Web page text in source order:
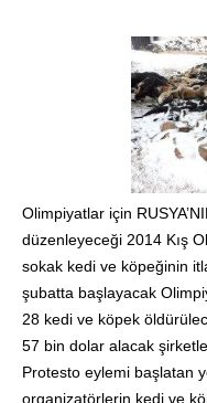
Olimpiyatlar için
düzenleyeceği 2014 Kış
sokak kedi ve köpeğinin
şubatta başlayacak
28 kedi ve köpek
57 bin dolar alacak
Protesto eylemi başlatan
organizatörlerin kedi ve